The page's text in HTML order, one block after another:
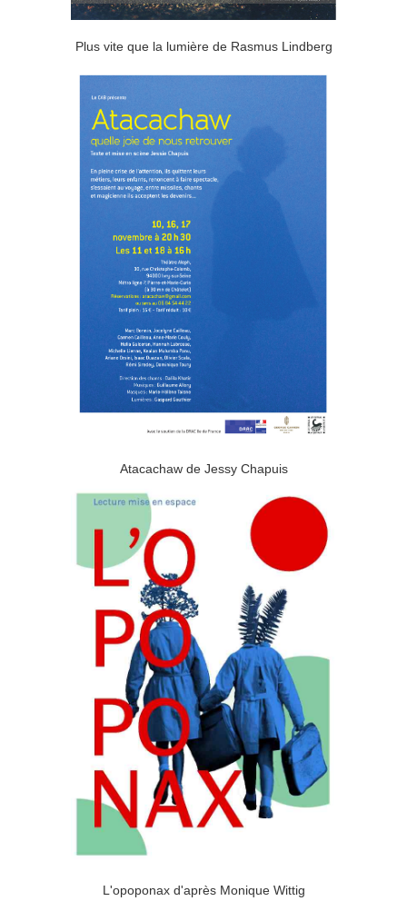
Plus vite que la lumière de Rasmus Lindberg
Atacachaw de Jessy Chapuis
L'opoponax d'après Monique Wittig